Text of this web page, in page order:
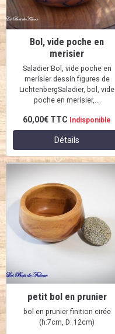
Bol, vide poche en
merisier
Saladier Bol, vide poche en
merisier dessin figures de
LichtenbergSaladier, bol, vide
poche en merisier,...
60,00€ TTC Indisponible
Détails
petit bol en prunier
bol en prunier finition cirée
(h:7cm, D: 12cm)